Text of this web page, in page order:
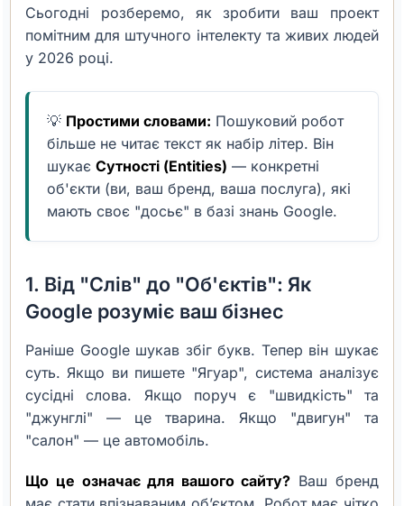
Сьогодні розберемо, як зробити ваш проект
помітним для штучного інтелекту та живих людей
у 2026 році.
💡 Простими словами: Пошуковий робот
більше не читає текст як набір літер. Він
шукаєСутності (Entities) — конкретні
об'єкти (ви, ваш бренд, ваша послуга), які
мають своє "досьє" в базі знань Google.
1. Від "Слів" до "Об'єктів": Як
Google розуміє ваш бізнес
Раніше Google шукав збіг букв. Тепер він шукає
суть. Якщо ви пишете "Ягуар", система аналізує
сусідні слова. Якщо поруч є "швидкість" та
"джунглі" — це тварина. Якщо "двигун" та
"салон" — це автомобіль.
Що це означає для вашого сайту? Ваш бренд